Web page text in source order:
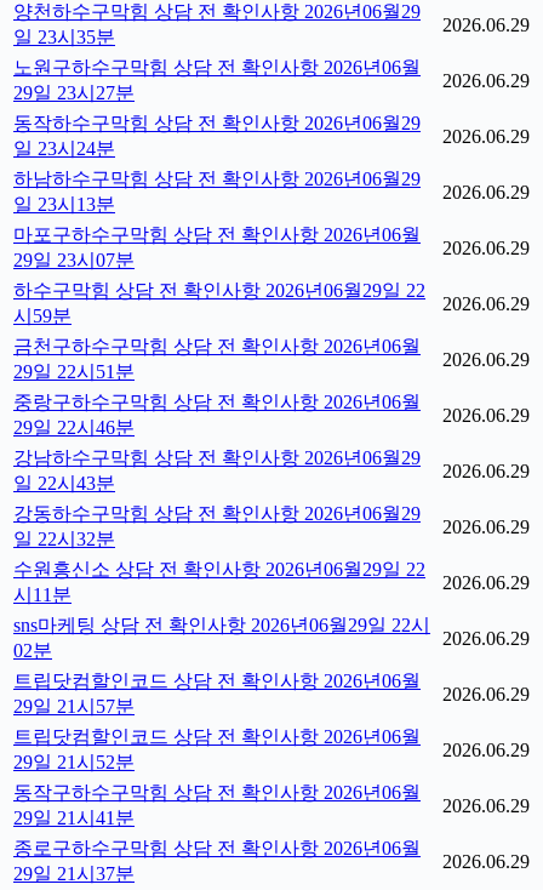
양천하수구막힘 상담 전 확인사항 2026년06월29
일 23시35분
2026.06.29
노원구하수구막힘 상담 전 확인사항 2026년06월
29일 23시27분
2026.06.29
동작하수구막힘 상담 전 확인사항 2026년06월29
일 23시24분
2026.06.29
하남하수구막힘 상담 전 확인사항 2026년06월29
일 23시13분
2026.06.29
마포구하수구막힘 상담 전 확인사항 2026년06월
29일 23시07분
2026.06.29
하수구막힘 상담 전 확인사항 2026년06월29일 22
시59분
2026.06.29
금천구하수구막힘 상담 전 확인사항 2026년06월
29일 22시51분
2026.06.29
중랑구하수구막힘 상담 전 확인사항 2026년06월
29일 22시46분
2026.06.29
강남하수구막힘 상담 전 확인사항 2026년06월29
일 22시43분
2026.06.29
강동하수구막힘 상담 전 확인사항 2026년06월29
일 22시32분
2026.06.29
수원흥신소 상담 전 확인사항 2026년06월29일 22
시11분
2026.06.29
sns마케팅 상담 전 확인사항 2026년06월29일 22시
02분
2026.06.29
트립닷컴할인코드 상담 전 확인사항 2026년06월
29일 21시57분
2026.06.29
트립닷컴할인코드 상담 전 확인사항 2026년06월
29일 21시52분
2026.06.29
동작구하수구막힘 상담 전 확인사항 2026년06월
29일 21시41분
2026.06.29
종로구하수구막힘 상담 전 확인사항 2026년06월
29일 21시37분
2026.06.29